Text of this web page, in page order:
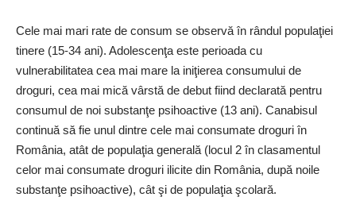
Cele mai mari rate de consum se observă în rândul populaţiei
tinere (15-34 ani). Adolescenţa este perioada cu
vulnerabilitatea cea mai mare la iniţierea consumului de
droguri, cea mai mică vârstă de debut fiind declarată pentru
consumul de noi substanţe psihoactive (13 ani). Canabisul
continuă să fie unul dintre cele mai consumate droguri în
România, atât de populaţia generală (locul 2 în clasamentul
celor mai consumate droguri ilicite din România, după noile
substanţe psihoactive), cât şi de populaţia şcolară.